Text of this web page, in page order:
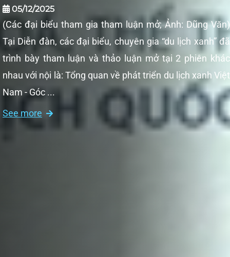
05/12/2025
(Các đại biểu tham gia tham luận mở; Ảnh: Dũng Văn)
Tại Diễn đàn, các đại biểu, chuyên gia “du lịch xanh” đã
trình bày tham luận và thảo luận mở tại 2 phiên khác
nhau với nội là: Tổng quan về phát triển du lịch xanh Việt
Nam - Góc ...
See more